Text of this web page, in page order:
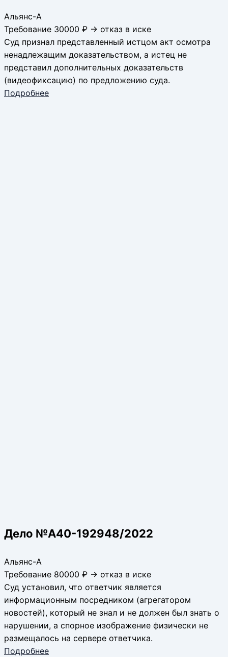
Альянс-А
Требование 30000 ₽ → отказ в иске
Суд признал представленный истцом акт осмотра
ненадлежащим доказательством, а истец не
представил дополнительных доказательств
(видеофиксацию) по предложению суда.
Подробнее
Дело №А40-192948/2022
Альянс-А
Требование 80000 ₽ → отказ в иске
Суд установил, что ответчик является
информационным посредником (агрегатором
новостей), который не знал и не должен был знать о
нарушении, а спорное изображение физически не
размещалось на сервере ответчика.
Подробнее